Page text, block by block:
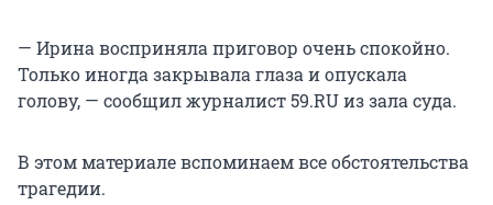
— Ирина восприняла приговор очень спокойно.
Только иногда закрывала глаза и опускала
голову, — сообщил журналист 59.RU из зала суда.
В этом материале вспоминаем все обстоятельства
трагедии.